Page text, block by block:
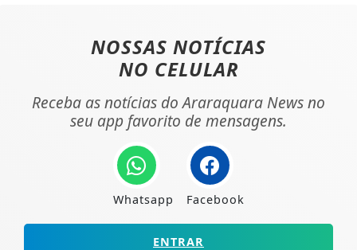
NOSSAS NOTÍCIAS
NO CELULAR
Receba as notícias do Araraquara News no
seu app favorito de mensagens.
Whatsapp Facebook
ENTRAR